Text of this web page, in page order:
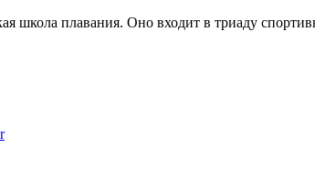
школа плавания. Оно входит в триаду